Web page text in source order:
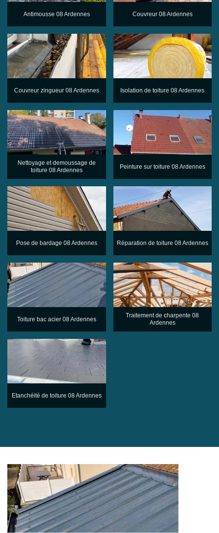
Antimousse 08 Ardennes Couvreur 08 Ardennes
Couvreur zingueur 08 Ardennes Isolation de toiture 08 Ardennes
Nettoyage et demoussage de
toiture 08 Ardennes
Peinture sur toiture 08 Ardennes
Pose de bardage 08 Ardennes Réparation de toiture 08 Ardennes
Toiture bac acier 08 Ardennes
Traitement de charpente 08
Ardennes
Etanchéité de toiture 08 Ardennes